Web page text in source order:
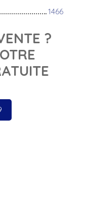
1466
?